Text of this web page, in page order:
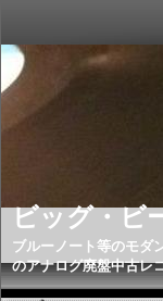
ビッグ・ビ
ブルーノート等のモダ
のアナログ廃盤中古レ